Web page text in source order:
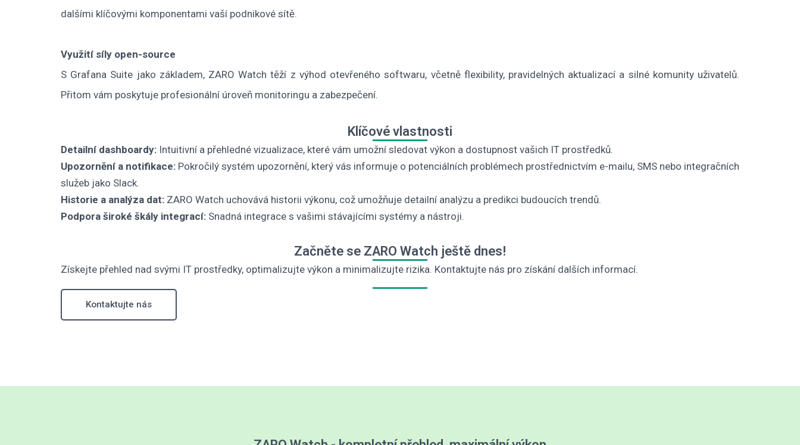
dalšími klíčovými komponentami vaší podnikové sítě.
Využití síly open-source
S Grafana Suite jako základem, ZARO Watch těží z výhod otevřeného softwaru, včetně flexibility, pravidelných aktualizací a silné komunity uživatelů.
Přitom vám poskytuje profesionální úroveň monitoringu a zabezpečení.
Klíčové vlastnosti
Detailní dashboardy: Intuitivní a přehledné vizualizace, které vám umožní sledovat výkon a dostupnost vašich IT prostředků.
Upozornění a notifikace: Pokročilý systém upozornění, který vás informuje o potenciálních problémech prostřednictvím e-mailu, SMS nebo integračních
služeb jako Slack.
Historie a analýza dat: ZARO Watch uchovává historii výkonu, což umožňuje detailní analýzu a predikci budoucích trendů.
Podpora široké škály integrací: Snadná integrace s vašimi stávajícími systémy a nástroji.
Začněte se ZARO Watch ještě dnes!
Získejte přehled nad svými IT prostředky, optimalizujte výkon a minimalizujte rizika. Kontaktujte nás pro získání dalších informací.
Kontaktujte nás